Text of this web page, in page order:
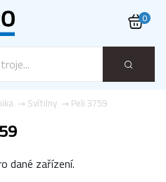
0
Peli 3759
Svítilny
dané zařízení.